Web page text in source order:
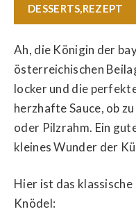
DESSERTS,REZEPT
Ah, die Königin der
österreichischen
locker und die
herzhafte Sauce, ob
oder Pilzrahm. Ein
kleines Wunder der
Hier ist das
Knödel: